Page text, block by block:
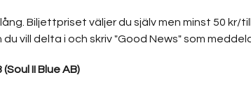
Biljettpriset väljer du själv men minst 50 kr/
vill delta i och skriv "Good News" som
II Blue AB)